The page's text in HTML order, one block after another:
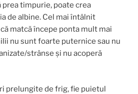
timpurie, poate crea
de albine. Cel mai întâlnit
matcă începe ponta mult mai
nu sunt foarte puternice sau nu
strânse și nu acoperă
prelungite de frig, fie puietul